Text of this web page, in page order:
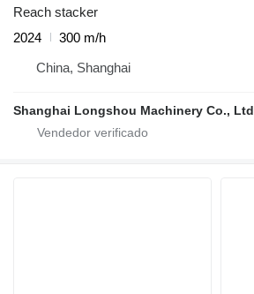
Reach stacker
2024
300 m/h
China, Shanghai
Shanghai Longshou Machinery Co., Ltd